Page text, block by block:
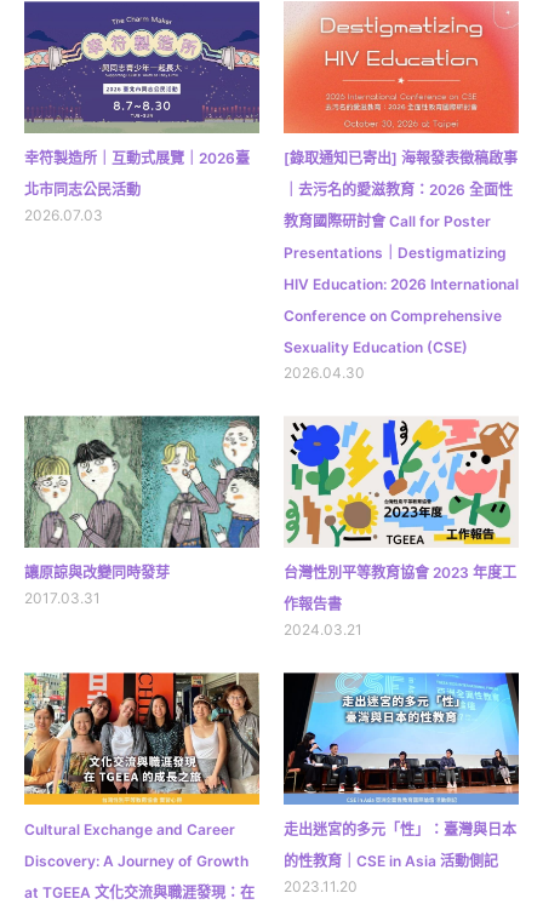
幸符製造所｜互動式展覽｜2026臺
北市同志公民活動
2026.07.03
[錄取通知已寄出] 海報發表徵稿啟事
｜去污名的愛滋教育：2026 全面性
教育國際研討會 Call for Poster
Presentations｜Destigmatizing
HIV Education: 2026 International
Conference on Comprehensive
Sexuality Education (CSE)
2026.04.30
讓原諒與改變同時發芽
2017.03.31
台灣性別平等教育協會 2023 年度工
作報告書
2024.03.21
Cultural Exchange and Career
Discovery: A Journey of Growth
at TGEEA 文化交流與職涯發現：在
走出迷宮的多元「性」：臺灣與日本
的性教育｜CSE in Asia 活動側記
2023.11.20